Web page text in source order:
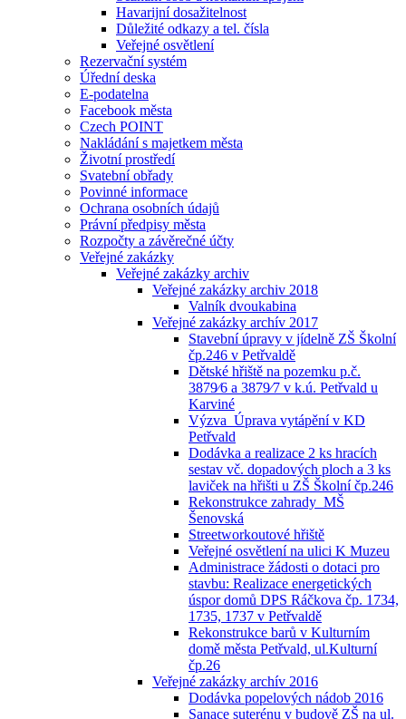
Havarijní dosažitelnost
Důležité odkazy a tel. čísla
Veřejné osvětlení
Rezervační systém
Úřední deska
E-podatelna
Facebook města
Czech POINT
Nakládání s majetkem města
Životní prostředí
Svatební obřady
Povinné informace
Ochrana osobních údajů
Právní předpisy města
Rozpočty a závěrečné účty
Veřejné zakázky
Veřejné zakázky archiv
Veřejné zakázky archiv 2018
Valník dvoukabina
Veřejné zakázky archív 2017
Stavební úpravy v jídelně ZŠ Školní
čp.246 v Petřvaldě
Dětské hřiště na pozemku p.č.
3879⁄6 a 3879⁄7 v k.ú. Petřvald u
Karviné
Výzva_Úprava vytápění v KD
Petřvald
Dodávka a realizace 2 ks hracích
sestav vč. dopadových ploch a 3 ks
laviček na hřišti u ZŠ Školní čp.246
Rekonstrukce zahrady_MŠ
Šenovská
Streetworkoutové hřiště
Veřejné osvětlení na ulici K Muzeu
Administrace žádosti o dotaci pro
stavbu: Realizace energetických
úspor domů DPS Ráčkova čp. 1734,
1735, 1737 v Petřvaldě
Rekonstrukce barů v Kulturním
domě města Petřvald, ul.Kulturní
čp.26
Veřejné zakázky archív 2016
Dodávka popelových nádob 2016
Sanace suterénu v budově ZŠ na ul.